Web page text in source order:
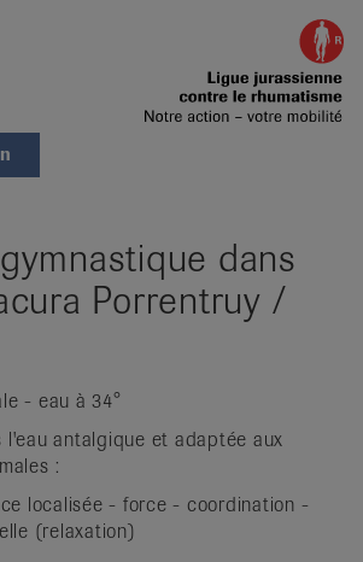
dans
Porrentruy /
- eau à 34°
l'eau antalgique et adaptée aux
:
localisée - force - coordination -
(relaxation)